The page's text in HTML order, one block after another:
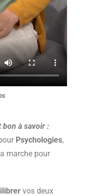
bon à savoir :
Psychologies,
marche pour
vos deux